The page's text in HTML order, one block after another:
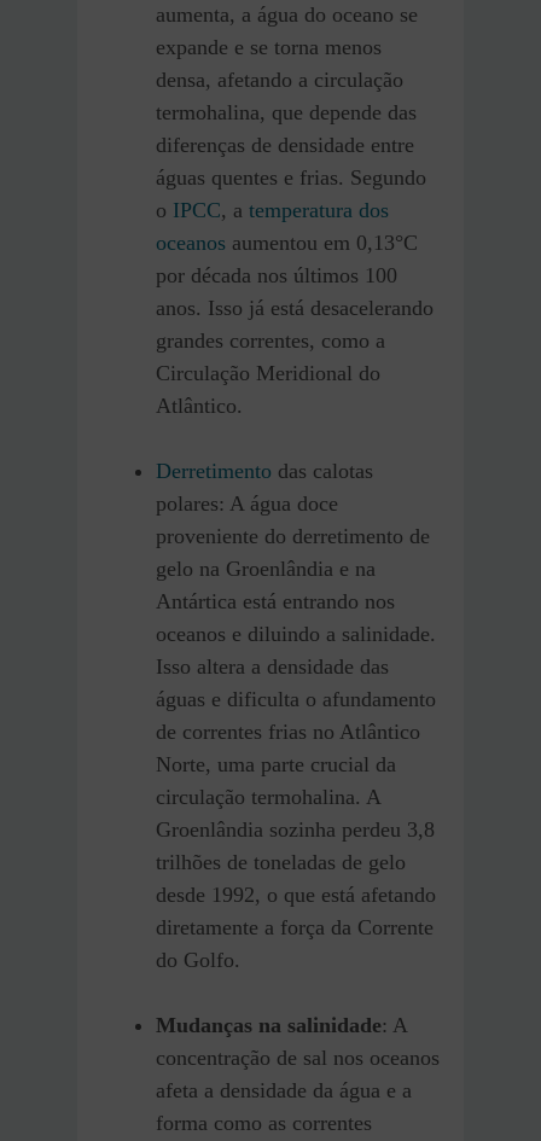
aumenta, a água do oceano se
expande e se torna menos
densa, afetando a circulação
termohalina, que depende das
diferenças de densidade entre
águas quentes e frias. Segundo
o IPCC, a temperatura dos
oceanos aumentou em 0,13°C
por década nos últimos 100
anos. Isso já está desacelerando
grandes correntes, como a
Circulação Meridional do
Atlântico.
Derretimento das calotas
polares: A água doce
proveniente do derretimento de
gelo na Groenlândia e na
Antártica está entrando nos
oceanos e diluindo a salinidade.
Isso altera a densidade das
águas e dificulta o afundamento
de correntes frias no Atlântico
Norte, uma parte crucial da
circulação termohalina. A
Groenlândia sozinha perdeu 3,8
trilhões de toneladas de gelo
desde 1992, o que está afetando
diretamente a força da Corrente
do Golfo.
Mudanças na salinidade: A
concentração de sal nos oceanos
afeta a densidade da água e a
forma como as correntes